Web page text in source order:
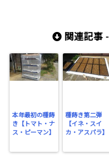
関連記事 -
本年最初の種蒔
き【トマト・ナ
ス・ピーマン】
種蒔き第二弾
【イネ・スイ
カ・アスパラ】